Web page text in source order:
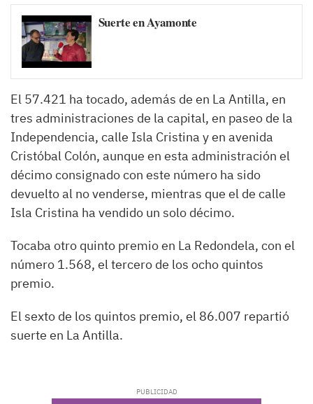
Suerte en Ayamonte
El 57.421 ha tocado, además de en La Antilla, en
tres administraciones de la capital, en paseo de la
Independencia, calle Isla Cristina y en avenida
Cristóbal Colón, aunque en esta administración el
décimo consignado con este número ha sido
devuelto al no venderse, mientras que el de calle
Isla Cristina ha vendido un solo décimo.
Tocaba otro quinto premio en La Redondela, con el
número 1.568, el tercero de los ocho quintos
premio.
El sexto de los quintos premio, el 86.007 repartió
suerte en La Antilla.